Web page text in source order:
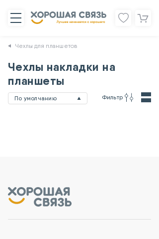
Чехлы для планшетов
Чехлы накладки на
планшеты
По умолчанию Фильтр